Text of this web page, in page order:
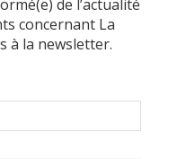
de l’actualité
concernant La
à la newsletter.